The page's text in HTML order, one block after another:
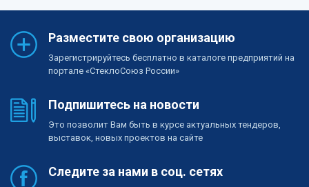
Разместите свою организацию
Зарегистрируйтесь бесплатно в каталоге предприятий на
портале «СтеклоСоюз России»
Подпишитесь на новости
Это позволит Вам быть в курсе актуальных тендеров,
выставок, новых проектов на сайте
Следите за нами в соц. сетях